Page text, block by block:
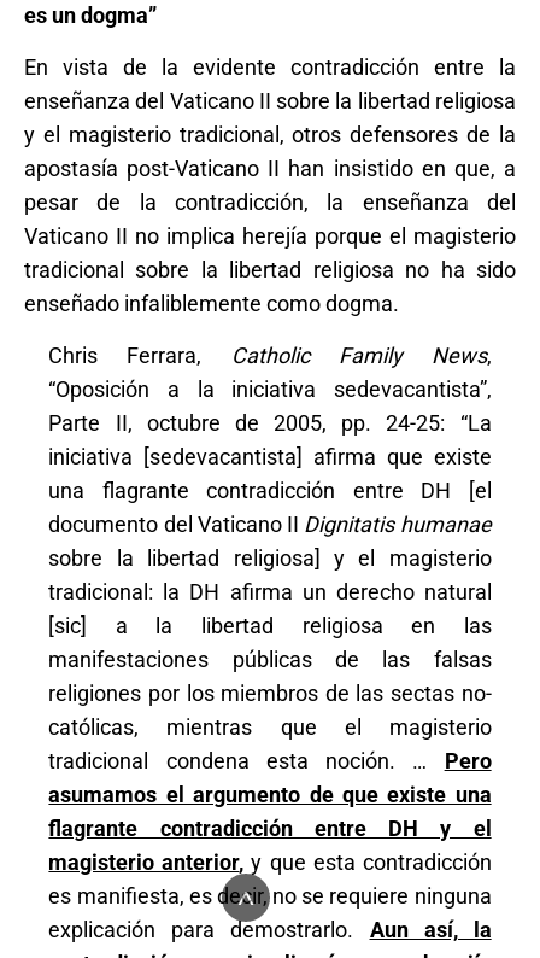
es un dogma”
En vista de la evidente contradicción entre la
enseñanza del Vaticano II sobre la libertad religiosa
y el magisterio tradicional, otros defensores de la
apostasía post-Vaticano II han insistido en que, a
pesar de la contradicción, la enseñanza del
Vaticano II no implica herejía porque el magisterio
tradicional sobre la libertad religiosa no ha sido
enseñado infaliblemente como dogma.
Chris Ferrara, Catholic Family News,
“Oposición a la iniciativa sedevacantista”,
Parte II, octubre de 2005, pp. 24-25: “La
iniciativa [sedevacantista] afirma que existe
una flagrante contradicción entre DH [el
documento del Vaticano II Dignitatis humanae
sobre la libertad religiosa] y el magisterio
tradicional: la DH afirma un derecho natural
[sic] a la libertad religiosa en las
manifestaciones públicas de las falsas
religiones por los miembros de las sectas no-
católicas, mientras que el magisterio
tradicional condena esta noción. … Pero
asumamos el argumento de que existe una
flagrante contradicción entre DH y el
magisterio anterior, y que esta contradicción
es manifiesta, es decir, no se requiere ninguna
explicación para demostrarlo. Aun así, la
^